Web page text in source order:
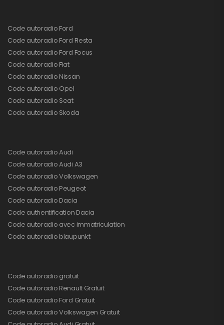
Code autoradio Ford
Code autoradio Ford Fiesta
Code autoradio Ford Focus
Code autoradio Fiat
Code autoradio Nissan
Code autoradio Opel
Code autoradio Seat
Code autoradio Skoda
Code autoradio Audi
Code autoradio Audi A3
Code autoradio Volkswagen
Code autoradio Peugeot
Code autoradio Dacia
Code authentification Dacia
Code autoradio avec immatriculation
Code autoradio blaupunkt
Code autoradio gratuit
Code autoradio Renault Gratuit
Code autoradio Ford Gratuit
Code autoradio Volkswagen Gratuit